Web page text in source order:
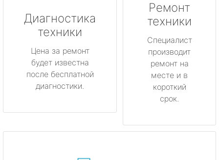
Диагностика
техники
Цена за ремонт
будет известна
после бесплатной
диагностики.
Ремонт
техники
Специалист
производит
ремонт на
месте и в
короткий
срок.